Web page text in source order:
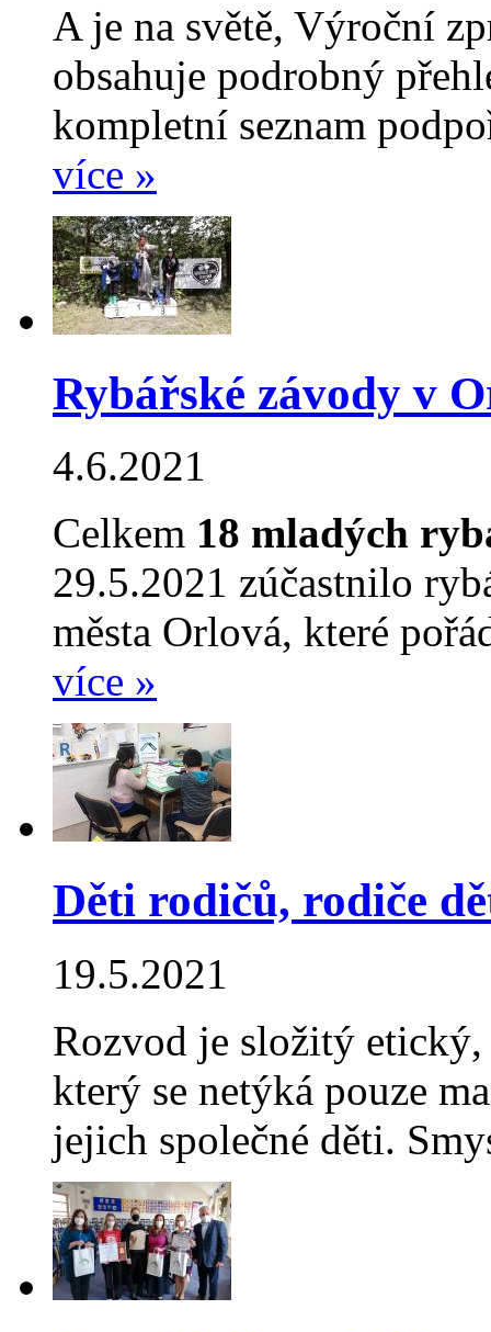
A je na světě, Výroční
obsahuje podrobný
kompletní seznam
více »
Rybářské závody v
4.6.2021
Celkem 18 mladých
29.5.2021 zúčastnilo
města Orlová, které
více »
Děti rodičů, rodiče
19.5.2021
Rozvod je složitý
který se netýká pouze
jejich společné děti.